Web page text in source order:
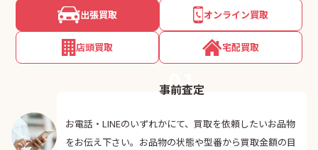
出張買取 オンライン買取
店頭買取 宅配買取
01
事前査定
お電話・LINEのいずれかにて、買取を依頼したいお品物
をお伝え下さい。お品物の状態や型番から買取金額の目